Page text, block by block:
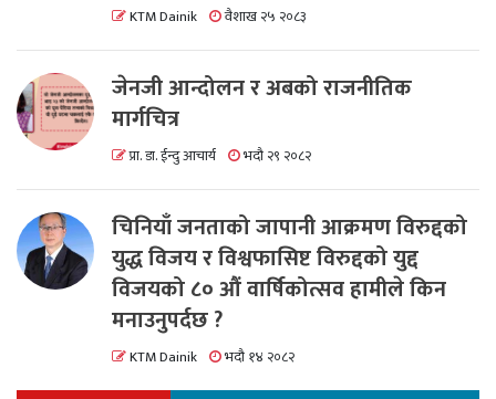
KTM Dainik वैशाख २५ २०८३
जेनजी आन्दोलन र अबको राजनीतिक
मार्गचित्र
प्रा. डा. ईन्दु आचार्य भदौ २९ २०८२
चिनियाँ जनताको जापानी आक्रमण विरुद्दको
युद्ध विजय र विश्वफासिष्ट विरुद्दको युद्द
विजयको ८० औं वार्षिकोत्सव हामीले किन
मनाउनुपर्दछ ?
KTM Dainik भदौ १४ २०८२